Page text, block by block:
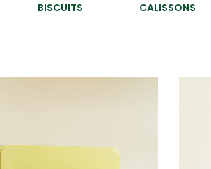
BISCUITS CALISSONS